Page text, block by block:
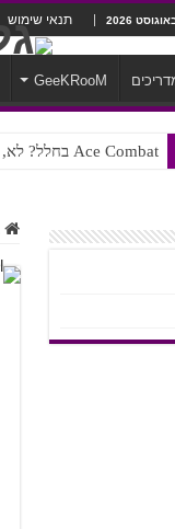
תנאי שימוש
GeeKRooM
Ace Combat בחלל? לא, יותר מזה. ביקורת המשחק Chorus
Steven Universe והשירים שתורגמו בצורה נוראית לעברית